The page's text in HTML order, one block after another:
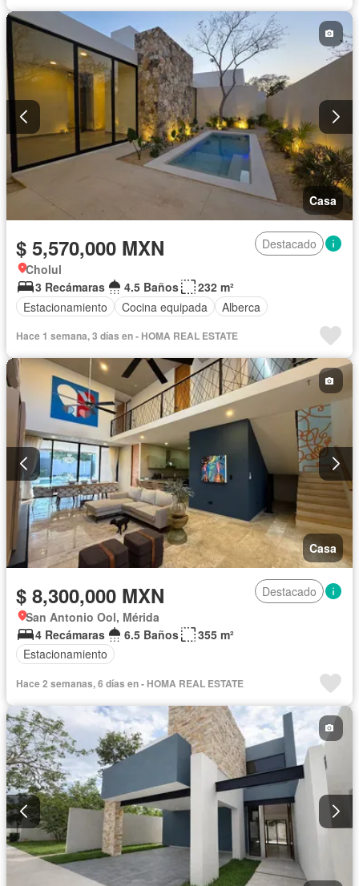
Casa
$ 5,570,000 MXN
Destacado
Cholul
3 Recámaras
4.5 Baños
232 m²
Estacionamiento
Cocina equipada Alberca
Hace 1 semana, 3 días en - HOMA REAL ESTATE
Casa
$ 8,300,000 MXN
Destacado
San Antonio Ool, Mérida
4 Recámaras
6.5 Baños
355 m²
Estacionamiento
Hace 2 semanas, 6 días en - HOMA REAL ESTATE